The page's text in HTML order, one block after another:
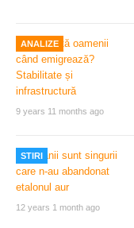
ANALIZE
9 years 11 months ago
STIRI
12 years 1 month ago